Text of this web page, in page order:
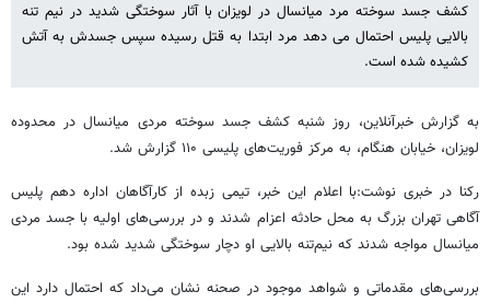
کشف جسد سوخته مرد میانسال در لویزان با آثار سوختگی شدید در نیم تنه
بالایی پلیس احتمال می دهد مرد ابتدا به قتل رسیده سپس جسدش به آتش
کشیده شده است.
به گزارش خبرآنلاین، روز شنبه کشف جسد سوخته مردی میانسال در محدوده
لویزان، خیابان هنگام، به مرکز فوریت‌های پلیسی ۱۱۰ گزارش شد.
رکنا در خبری نوشت:با اعلام این خبر، تیمی زبده از کارآگاهان اداره دهم پلیس
آگاهی تهران بزرگ به محل حادثه اعزام شدند و در بررسی‌های اولیه با جسد مردی
میانسال مواجه شدند که نیم‌تنه بالایی او دچار سوختگی شدید شده بود.
بررسی‌های مقدماتی و شواهد موجود در صحنه نشان می‌داد که احتمال دارد این